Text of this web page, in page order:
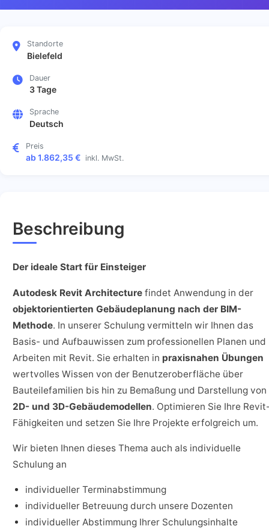
Standorte
Bielefeld
Dauer
3 Tage
Sprache
Deutsch
Preis
ab 1.862,35 € inkl. MwSt.
Beschreibung
Der ideale Start für Einsteiger
Autodesk Revit Architecture findet Anwendung in der
objektorientierten Gebäudeplanung nach der BIM-
Methode. In unserer Schulung vermitteln wir Ihnen das
Basis- und Aufbauwissen zum professionellen Planen und
Arbeiten mit Revit. Sie erhalten in praxisnahen Übungen
wertvolles Wissen von der Benutzeroberfläche über
Bauteilefamilien bis hin zu Bemaßung und Darstellung von
2D- und 3D-Gebäudemodellen. Optimieren Sie Ihre
Fähigkeiten und setzen Sie Ihre Projekte erfolgreich um.
Wir bieten Ihnen dieses Thema auch als individuelle
Schulung an
individueller Terminabstimmung
individueller Betreuung durch unsere Dozenten
individueller Abstimmung Ihrer Schulungsinhalte